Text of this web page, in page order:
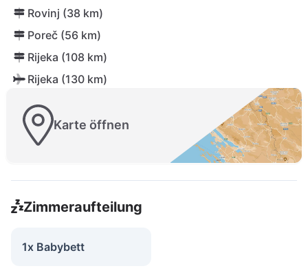
Rovinj (38 km)
Poreč (56 km)
Rijeka (108 km)
Rijeka (130 km)
Karte öffnen
Zimmeraufteilung
1x Babybett